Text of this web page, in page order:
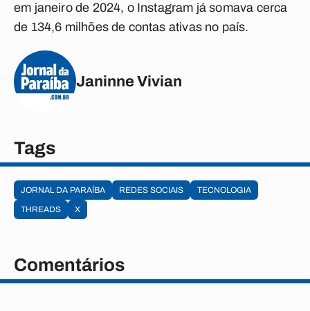
em janeiro de 2024, o Instagram já somava cerca
de 134,6 milhões de contas ativas no país.
Janinne Vivian
Tags
JORNAL DA PARAÍBA REDES SOCIAIS
TECNOLOGIA
THREADS
X
Comentários